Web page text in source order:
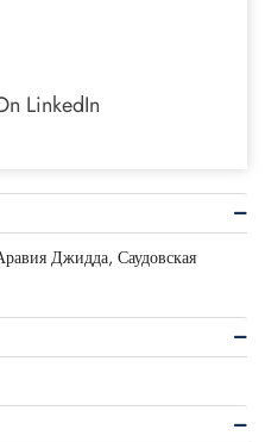
LinkedIn
Джидда, Саудовская